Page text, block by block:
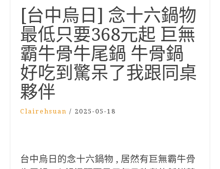
[台中烏日] 念十六鍋物
最低只要368元起 巨無
霸牛骨牛尾鍋 牛骨鍋
好吃到驚呆了我跟同桌
夥伴
Clairehsuan / 2025-05-18
台中烏日的念十六鍋物 , 居然有巨無霸牛骨